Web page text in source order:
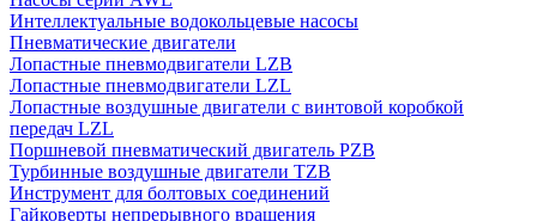
Интеллектуальные водокольцевые насосы
Пневматические двигатели
Лопастные пневмодвигатели LZB
Лопастные пневмодвигатели LZL
Лопастные воздушные двигатели с винтовой коробкой
передач LZL
Поршневой пневматический двигатель PZB
Турбинные воздушные двигатели TZB
Инструмент для болтовых соединений
Гайковерты непрерывного вращения